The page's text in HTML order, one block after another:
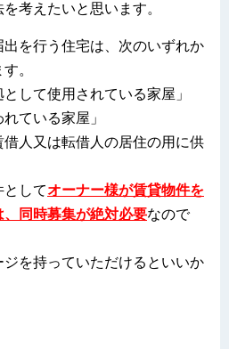
考えたいと思います。
を行う住宅は、次のいずれか
。
して使用されている家屋」
ている家屋」
人又は転借人の居住の用に供
としてオーナー様が賃貸物件を
、同時募集が絶対必要なので
を持っていただけるといいか